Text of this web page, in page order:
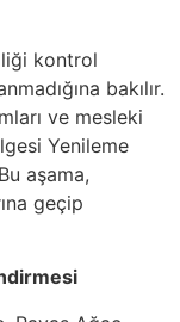
kontrol
bakılır.
ve mesleki
Yenileme
aşama,
geçip